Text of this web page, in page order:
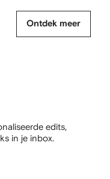
Ontdek meer
edits,
in je inbox.